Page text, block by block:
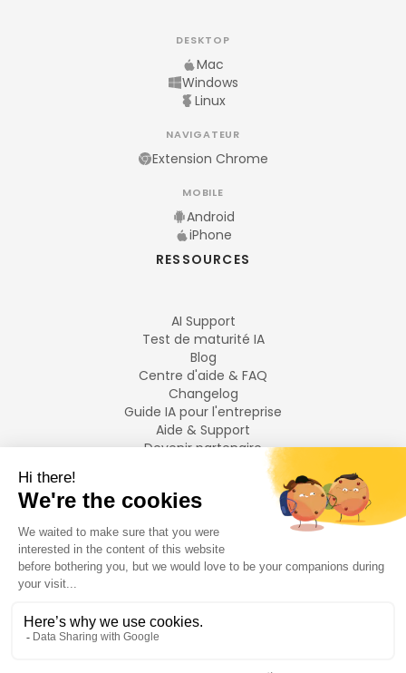
DESKTOP
Mac
Windows
Linux
NAVIGATEUR
Extension Chrome
MOBILE
Android
iPhone
RESSOURCES
AI Support
Test de maturité IA
Blog
Centre d'aide & FAQ
Changelog
Guide IA pour l'entreprise
Aide & Support
Devenir partenaire
LANGUES
Français
English